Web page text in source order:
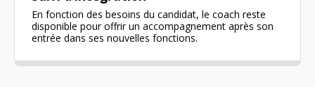
En fonction des besoins du candidat, le coach reste
disponible pour offrir un accompagnement après son
entrée dans ses nouvelles fonctions.